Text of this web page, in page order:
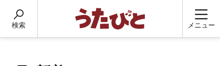
検索 メニュー